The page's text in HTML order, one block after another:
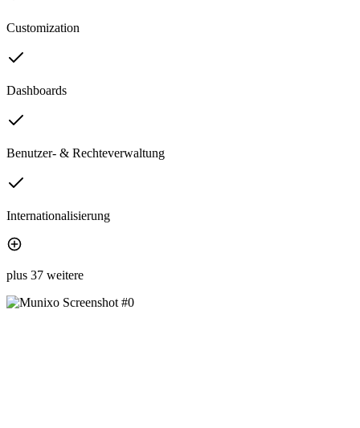
Customization
Dashboards
Benutzer- & Rechteverwaltung
Internationalisierung
plus 37 weitere